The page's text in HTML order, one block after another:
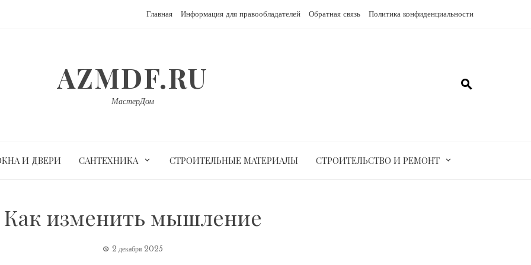
Главная Информация для правообладателей Обратная связь Политика конфиденциальности
AZMDF.RU
МастерДом
И ДВЕРИ САНТЕХНИКА СТРОИТЕЛЬНЫЕ МАТЕРИАЛЫ СТРОИТЕЛЬСТВО И РЕМОНТ
Как изменить мышление
2 декабря 2025